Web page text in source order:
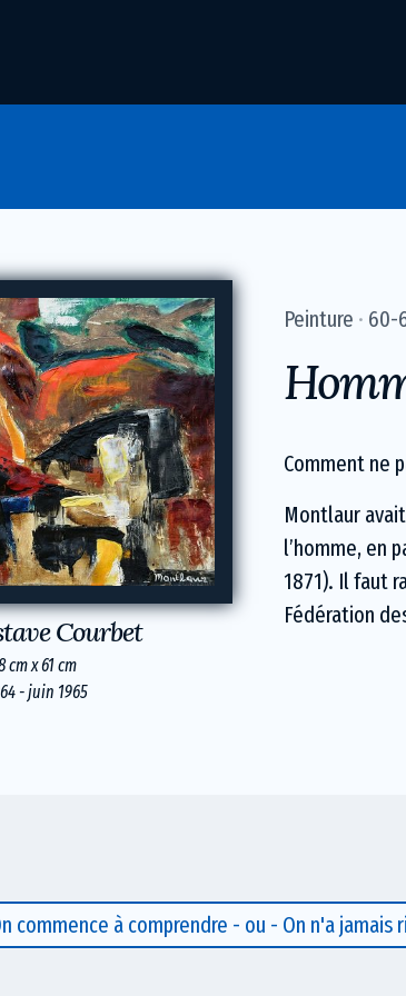
Courbet
x 61 cm
- juin 1965
Peinture 60-
Comment ne
Montlaur
l’homme, en
1871). Il faut
Fédération
commence à comprendre - ou - On n'a jamais